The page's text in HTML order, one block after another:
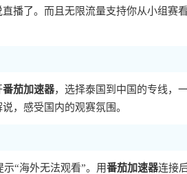
播了。而且无限流量支持你从小组赛
番茄加速器，选择泰国到中国的专线，
，感受国内的观赛氛围。
“海外无法观看”。用番茄加速器连接